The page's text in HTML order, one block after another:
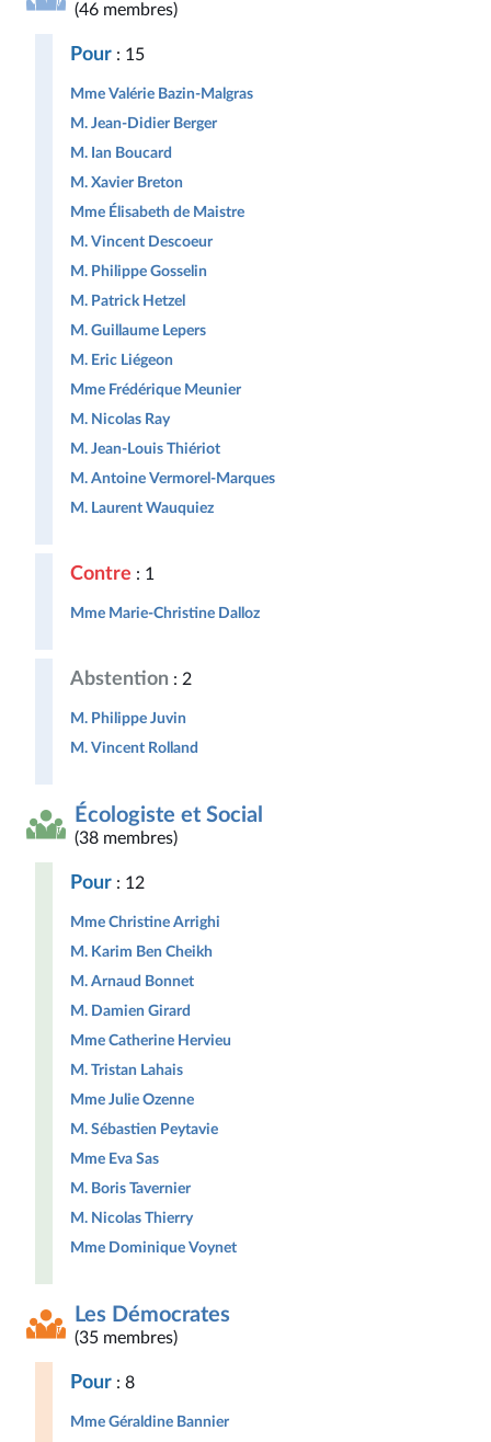
(46 membres)
Pour : 15
Mme Valérie Bazin-Malgras
M. Jean-Didier Berger
M. Ian Boucard
M. Xavier Breton
Mme Élisabeth de Maistre
M. Vincent Descoeur
M. Philippe Gosselin
M. Patrick Hetzel
M. Guillaume Lepers
M. Eric Liégeon
Mme Frédérique Meunier
M. Nicolas Ray
M. Jean-Louis Thiériot
M. Antoine Vermorel-Marques
M. Laurent Wauquiez
Contre : 1
Mme Marie-Christine Dalloz
Abstention : 2
M. Philippe Juvin
M. Vincent Rolland
Écologiste et Social
(38 membres)
Pour : 12
Mme Christine Arrighi
M. Karim Ben Cheikh
M. Arnaud Bonnet
M. Damien Girard
Mme Catherine Hervieu
M. Tristan Lahais
Mme Julie Ozenne
M. Sébastien Peytavie
Mme Eva Sas
M. Boris Tavernier
M. Nicolas Thierry
Mme Dominique Voynet
Les Démocrates
(35 membres)
Pour : 8
Mme Géraldine Bannier